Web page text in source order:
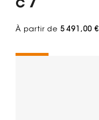
c 7
À partir de 5 491,00 €